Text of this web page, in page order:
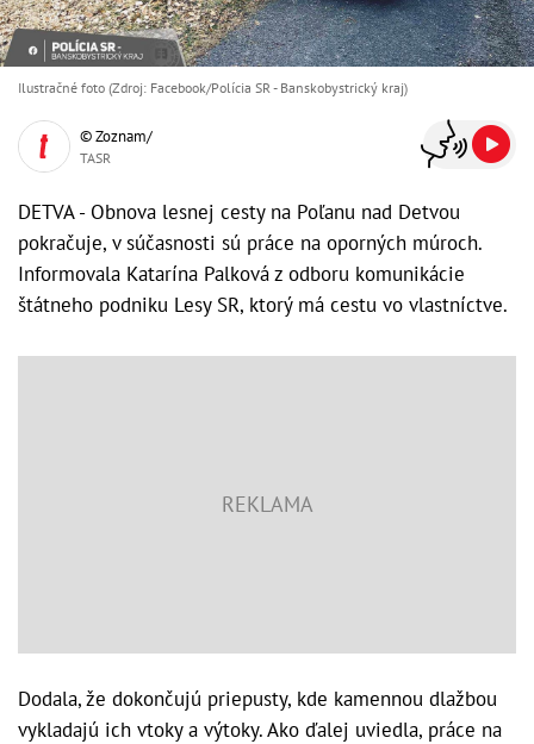
Ilustračné foto (Zdroj: Facebook/Polícia SR - Banskobystrický kraj)
© Zoznam/
TASR
DETVA - Obnova lesnej cesty na Poľanu nad Detvou
pokračuje, v súčasnosti sú práce na oporných múroch.
Informovala Katarína Palková z odboru komunikácie
štátneho podniku Lesy SR, ktorý má cestu vo vlastníctve.
Dodala, že dokončujú priepusty, kde kamennou dlažbou
vykladajú ich vtoky a výtoky. Ako ďalej uviedla, práce na